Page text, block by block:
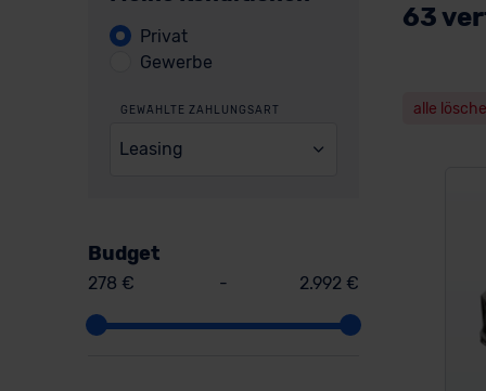
Privat
Gewerbe
GEWÄHLTE ZAHLUNGSART
Leasing
Budget
278 € - 2.992 €
63
alle